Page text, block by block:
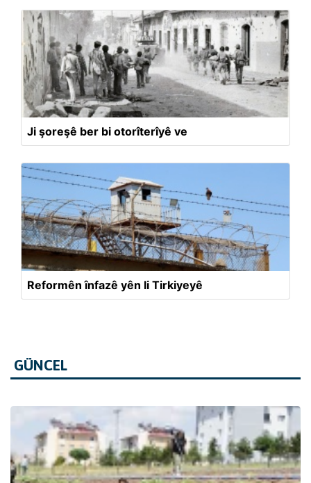
Ji şoreşê ber bi otorîterîyê ve
Reformên înfazê yên li Tirkiyeyê
GÜNCEL